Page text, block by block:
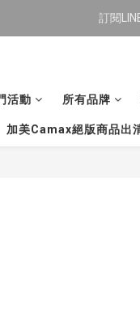
活動 所有品牌
加美Camax絕版商品出